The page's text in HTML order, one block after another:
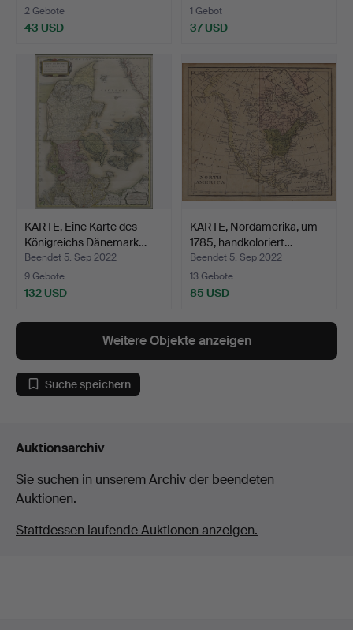
2 Gebote
43 USD
1 Gebot
37 USD
KARTE, Eine Karte des
Königreichs Dänemark…
Beendet 5. Sep 2022
9 Gebote
132 USD
KARTE, Nordamerika, um
1785, handkoloriert…
Beendet 5. Sep 2022
13 Gebote
85 USD
Weitere Objekte anzeigen
Suche speichern
Auktionsarchiv
Sie suchen in unserem Archiv der beendeten
Auktionen.
Stattdessen laufende Auktionen anzeigen.